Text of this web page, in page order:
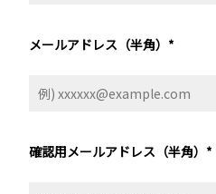
メールアドレス（半角） *
確認用メールアドレス（半角） *